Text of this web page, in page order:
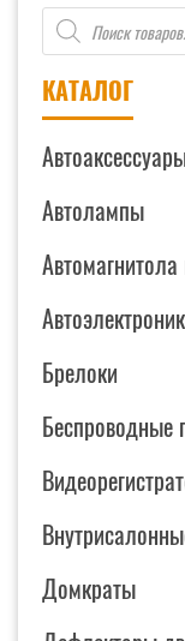
Поиск
товаров
КАТАЛОГ
Автолампы
Автомагнитола
Брелоки
Беспроводные
Домкраты